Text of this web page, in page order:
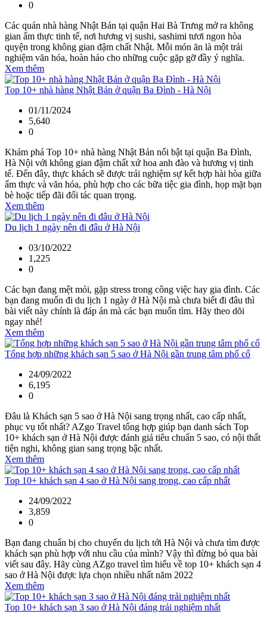
0
Các quán nhà hàng Nhật Bản tại quận Hai Bà Trưng mở ra không
gian ẩm thực tinh tế, nơi hương vị sushi, sashimi tươi ngon hòa
quyện trong không gian đậm chất Nhật. Mỗi món ăn là một trải
nghiệm văn hóa, hoàn hảo cho những cuộc gặp gỡ đầy ý nghĩa.
Xem thêm
Top 10+ nhà hàng Nhật Bản ở quận Ba Đình - Hà Nội
01/11/2024
5,640
0
Khám phá Top 10+ nhà hàng Nhật Bản nổi bật tại quận Ba Đình,
Hà Nội với không gian đậm chất xứ hoa anh đào và hương vị tinh
tế. Đến đây, thực khách sẽ được trải nghiệm sự kết hợp hài hòa giữa
ẩm thực và văn hóa, phù hợp cho các bữa tiệc gia đình, họp mặt bạn
bè hoặc tiếp đãi đối tác quan trọng.
Xem thêm
Du lịch 1 ngày nên đi đâu ở Hà Nội
03/10/2022
1,225
0
Các bạn đang mệt mỏi, gặp stress trong công việc hay gia đình. Các
bạn đang muốn đi du lịch 1 ngày ở Hà Nội mà chưa biết đi đâu thì
bài viết này chính là đáp án mà các bạn muốn tìm. Hãy theo dõi
ngay nhé!
Xem thêm
Tổng hợp những khách sạn 5 sao ở Hà Nội gần trung tâm phố cổ
24/09/2022
6,195
0
Đâu là Khách sạn 5 sao ở Hà Nội sang trọng nhất, cao cấp nhất,
phục vụ tốt nhất? AZgo Travel tổng hợp giúp bạn danh sách Top
10+ khách sạn ở Hà Nội được đánh giá tiêu chuẩn 5 sao, có nội thất
tiện nghi, không gian sang trọng bậc nhất.
Xem thêm
Top 10+ khách sạn 4 sao ở Hà Nội sang trọng, cao cấp nhất
24/09/2022
3,859
0
Bạn đang chuẩn bị cho chuyến du lịch tới Hà Nội và chưa tìm được
khách sạn phù hợp với nhu cầu của mình? Vậy thì đừng bỏ qua bài
viết sau đây. Hãy cùng AZgo travel tìm hiểu về top 10+ khách sạn 4
sao ở Hà Nội được lựa chọn nhiều nhất năm 2022
Xem thêm
Top 10+ khách sạn 3 sao ở Hà Nội đáng trải nghiệm nhất